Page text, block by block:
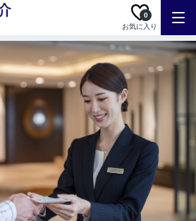
お気に入り
0